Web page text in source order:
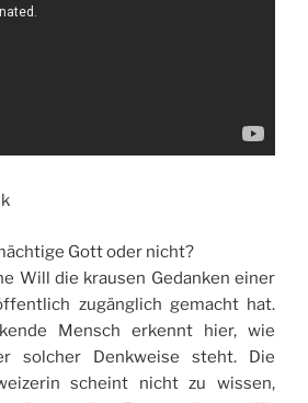
Gott oder nicht?
Will die krausen Gedanken einer
zugänglich gemacht hat.
Mensch erkennt hier, wie
solcher Denkweise steht. Die
scheint nicht zu wissen,